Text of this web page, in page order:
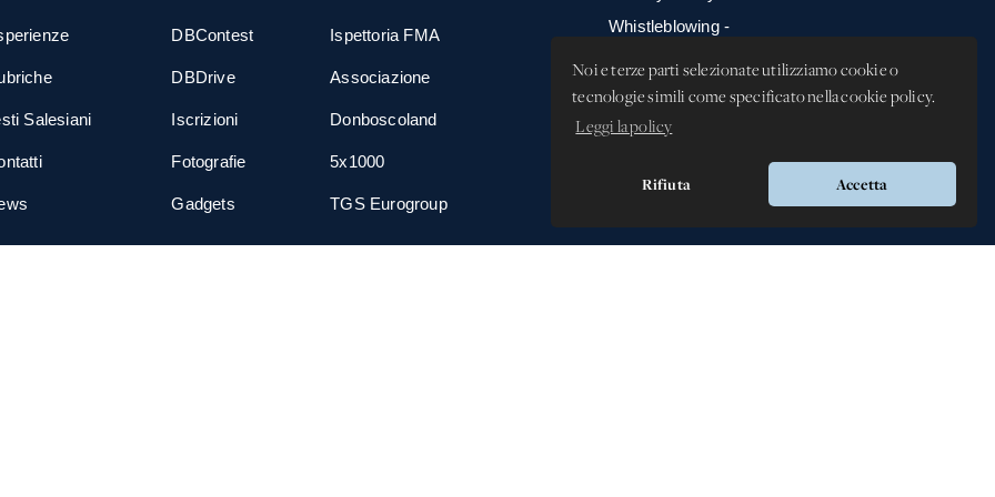
Noi e terze parti selezionate utilizziamo cookie o
tecnologie simili come specificato nella cookie policy.
Leggi la policy
Rifiuta Accetta
Salesiani
DBContest
DBDrive
Iscrizioni
Fotografie
Gadgets
Ispettoria FMA
Associazione
Donboscoland
5x1000
TGS Eurogroup
Whistleblowing -